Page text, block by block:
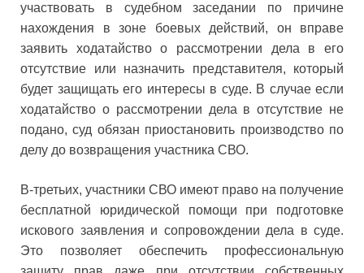
участвовать в судебном заседании по причине
нахождения в зоне боевых действий, он вправе
заявить ходатайство о рассмотрении дела в его
отсутствие или назначить представителя, который
будет защищать его интересы в суде. В случае если
ходатайство о рассмотрении дела в отсутствие не
подано, суд обязан приостановить производство по
делу до возвращения участника СВО.
В-третьих, участники СВО имеют право на получение
бесплатной юридической помощи при подготовке
искового заявления и сопровождении дела в суде.
Это позволяет обеспечить профессиональную